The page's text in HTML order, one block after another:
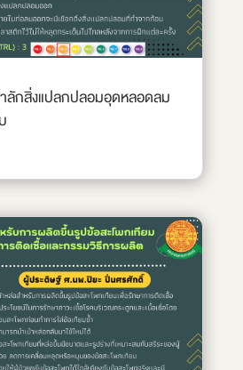
ลักสิ่งแปลกปลอมอุดหลอดลม